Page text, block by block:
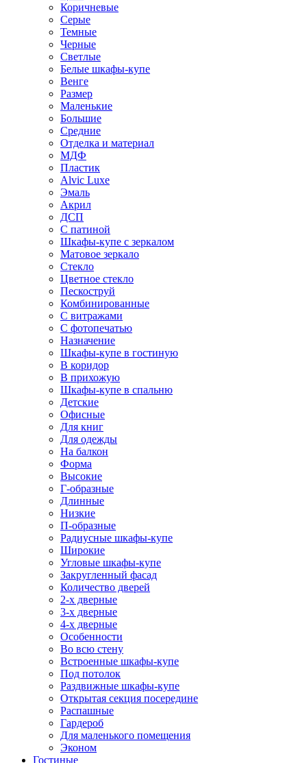
Коричневые
Серые
Темные
Черные
Светлые
Белые шкафы-купе
Венге
Размер
Маленькие
Большие
Средние
Отделка и материал
МДФ
Пластик
Alvic Luxe
Эмаль
Акрил
ДСП
С патиной
Шкафы-купе с зеркалом
Матовое зеркало
Стекло
Цветное стекло
Пескоструй
Комбинированные
С витражами
С фотопечатью
Назначение
Шкафы-купе в гостиную
В коридор
В прихожую
Шкафы-купе в спальню
Детские
Офисные
Для книг
Для одежды
На балкон
Форма
Высокие
Г-образные
Длинные
Низкие
П-образные
Радиусные шкафы-купе
Широкие
Угловые шкафы-купе
Закругленный фасад
Количество дверей
2-х дверные
3-х дверные
4-х дверные
Особенности
Во всю стену
Встроенные шкафы-купе
Под потолок
Раздвижные шкафы-купе
Открытая секция посередине
Распашные
Гардероб
Для маленького помещения
Эконом
Гостиные